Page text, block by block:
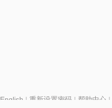
English | 重新设置密码| 帮助中心 |